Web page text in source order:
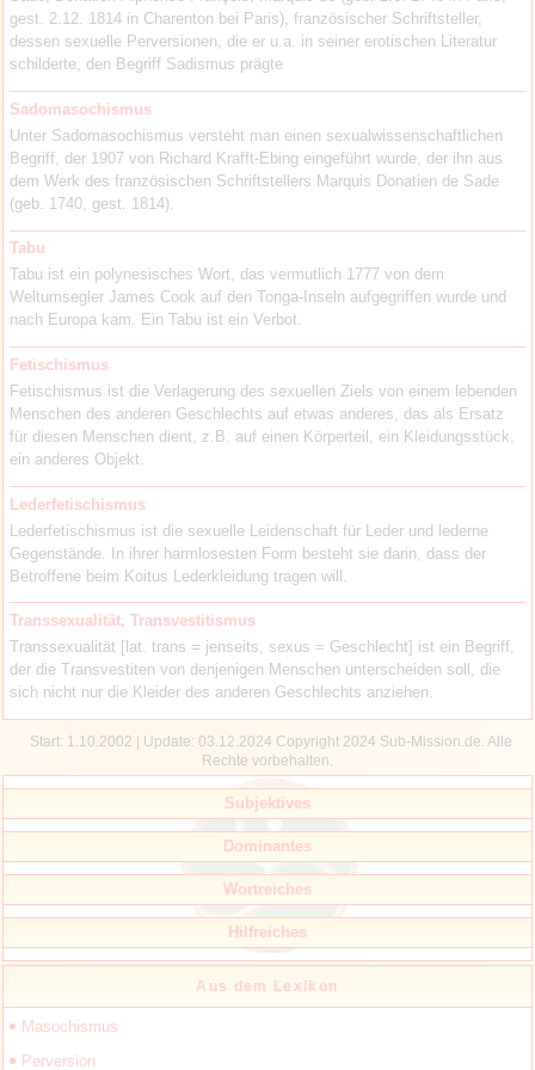
gest. 2.12. 1814 in Charenton bei Paris), französischer Schriftsteller,
dessen sexuelle Perversionen, die er u.a. in seiner erotischen Literatur
schilderte, den Begriff Sadismus prägte
Sadomasochismus
Unter Sadomasochismus versteht man einen sexualwissenschaftlichen
Begriff, der 1907 von Richard Krafft-Ebing eingeführt wurde, der ihn aus
dem Werk des französischen Schriftstellers Marquis Donatien de Sade
(geb. 1740, gest. 1814).
Tabu
Tabu ist ein polynesisches Wort, das vermutlich 1777 von dem
Weltumsegler James Cook auf den Tonga-Inseln aufgegriffen wurde und
nach Europa kam. Ein Tabu ist ein Verbot.
Fetischismus
Fetischismus ist die Verlagerung des sexuellen Ziels von einem lebenden
Menschen des anderen Geschlechts auf etwas anderes, das als Ersatz
für diesen Menschen dient, z.B. auf einen Körperteil, ein Kleidungsstück,
ein anderes Objekt.
Lederfetischismus
Lederfetischismus ist die sexuelle Leidenschaft für Leder und lederne
Gegenstände. In ihrer harmlosesten Form besteht sie darin, dass der
Betroffene beim Koitus Lederkleidung tragen will.
Transsexualität, Transvestitismus
Transsexualität [lat. trans = jenseits, sexus = Geschlecht] ist ein Begriff,
der die Transvestiten von denjenigen Menschen unterscheiden soll, die
sich nicht nur die Kleider des anderen Geschlechts anziehen.
Start: 1.10.2002 | Update: 03.12.2024 Copyright 2024 Sub-Mission.de. Alle
Rechte vorbehalten.
Subjektives
Dominantes
Wortreiches
Hilfreiches
Aus dem Lexikon
Masochismus
Perversion